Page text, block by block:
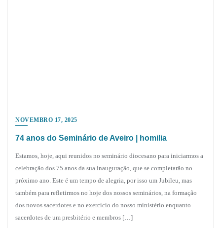
NOVEMBRO 17, 2025
74 anos do Seminário de Aveiro | homilia
Estamos, hoje, aqui reunidos no seminário diocesano para iniciarmos a
celebração dos 75 anos da sua inauguração, que se completarão no
próximo ano. Este é um tempo de alegria, por isso um Jubileu, mas
também para refletirmos no hoje dos nossos seminários, na formação
dos novos sacerdotes e no exercício do nosso ministério enquanto
sacerdotes de um presbitério e membros […]